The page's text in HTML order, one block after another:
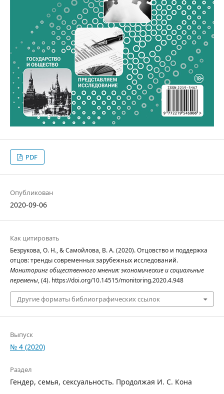
PDF
Опубликован
2020-09-06
Как цитировать
Безрукова, О. Н., & Самойлова, В. А. (2020). Отцовство и поддержка
отцов: тренды современных зарубежных исследований.
Мониторинг общественного мнения: экономические и социальные
перемены, (4). https://doi.org/10.14515/monitoring.2020.4.948
Другие форматы библиографических ссылок
Выпуск
№ 4 (2020)
Раздел
Гендер, семья, сексуальность. Продолжая И. С. Кона